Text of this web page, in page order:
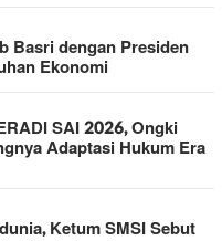
Basri dengan Presiden
Ekonomi
SAI 2026, Ongki
Adaptasi Hukum Era
Ketum SMSI Sebut